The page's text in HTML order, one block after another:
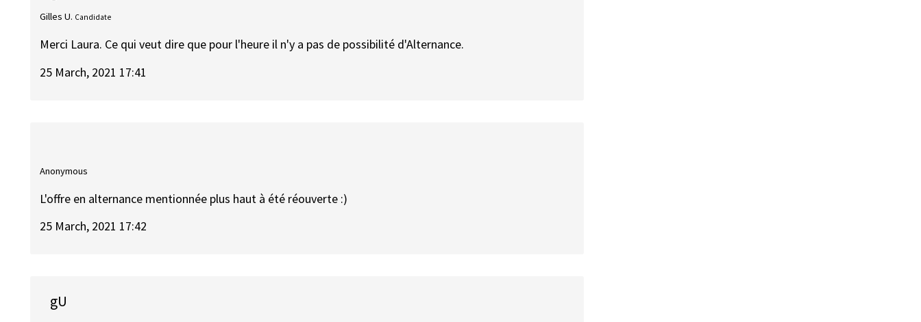
Gilles U. Candidate
Merci Laura. Ce qui veut dire que pour l'heure il n'y a pas de possibilité d'Alternance.
25 March, 2021 17:41
Anonymous
L'offre en alternance mentionnée plus haut à été réouverte :)
25 March, 2021 17:42
gU